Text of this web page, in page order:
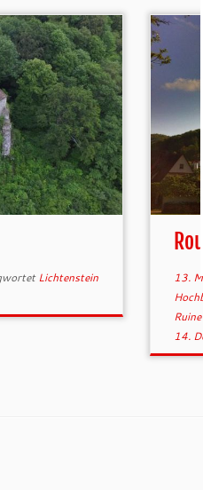
Lichtenstein
13.
14.